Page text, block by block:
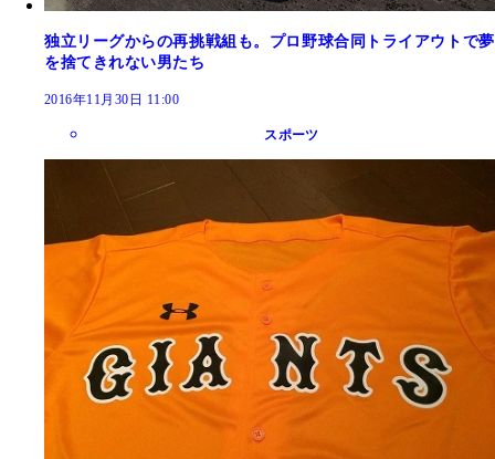
独立リーグからの再挑戦組も。プロ野球合同トライアウトで夢
を捨てきれない男たち
2016年11月30日 11:00
スポーツ